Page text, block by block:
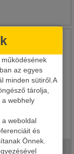
az egyes
minden sütiről.A
tárolja,
a webhely
a weboldal
és
Önnek.